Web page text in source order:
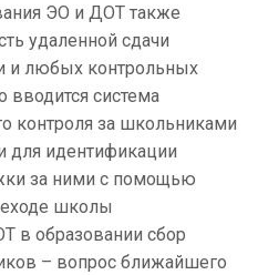
ЭО и ДОТ также
удаленной сдачи
и любых контрольных
вводится система
контроля за школьниками
для идентификации
за ними с помощью
школы
в образовании сбор
– вопрос ближайшего